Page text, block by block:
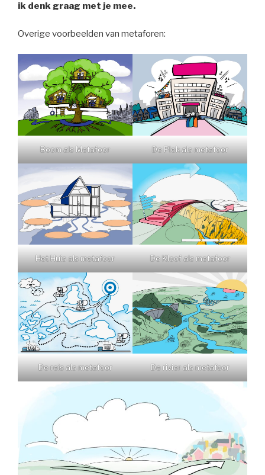
ik denk graag met je mee.
Overige voorbeelden van metaforen:
Boom als Metafoor De Plek als metafoor
Het Huis als metafoor De Kloof als metafoor
De reis als metafoor De rivier als metafoor